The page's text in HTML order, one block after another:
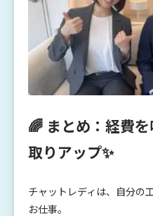
🌈 まとめ：経費
取りアップ✨
チャットレディは、自分の
お仕事。